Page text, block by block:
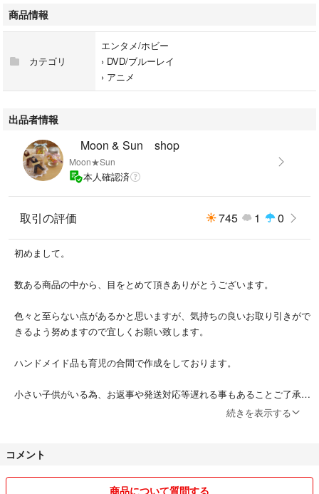
※動作に音飛びや映像飛び、停止など再生不良がある場合は、ディスクの
クリーニングや研磨など各自でお願い致します。
※こちらでは再生しても、ご購入者様の方では全く再生できないことがあ
がでる方は購入をお控えください。
#PCBE72410
#エンタメ/ホビー
#DVD/ブルーレイ
#アニメ
商品情報
カテゴリ
エンタメ/ホビー
› DVD/ブルーレイ
› アニメ
出品者情報
Moon & Sun shop
Moon★Sun
本人確認済
取引の評価 745 1 0
初めまして。
数ある商品の中から、目をとめて頂きありがとうございます。
色々と至らない点があるかと思いますが、気持ちの良いお取り引きがで
きるよう努めますので宜しくお願い致します。
ハンドメイド品も育児の合間で作成をしております。
小さい子供がいる為、お返事や発送対応等遅れる事もあることご了承く
ワ等ご容赦ください。
自宅保管の為、完璧を求める方や神経質な方のご購入はご遠慮下さい。
続きを表示する
コメント
商品について質問する